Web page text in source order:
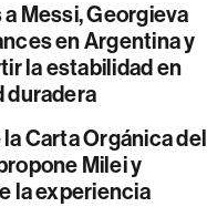
Messi, Georgieva
en Argentina y
la estabilidad en
duradera
Carta Orgánica del
Milei y
la experiencia